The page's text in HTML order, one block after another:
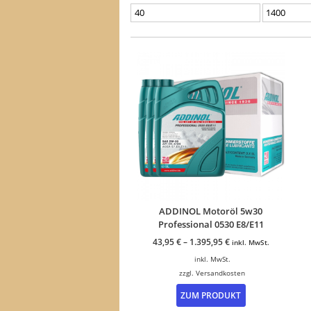
Min.
Max.
ADDINOL Motoröl 5w30
Professional 0530 E8/E11
43,95€– 1.395,95€ inkl. MwSt.
inkl. MwSt.
zzgl.Versandkosten
ZUM PRODUKT
Dieses